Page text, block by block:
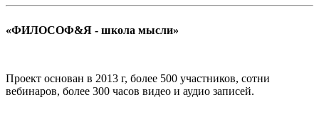
«ФИЛОСОФ&Я - школа мысли»
Проект основан в 2013 г, более 500 участников, сотни
вебинаров, более 300 часов видео и аудио записей.